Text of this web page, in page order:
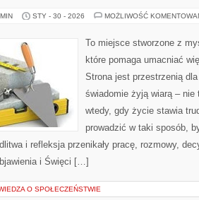
STY - 30 - 2026 MOŻLIWOŚĆ
To miejsce stworzone z
które pomaga umacniać
Strona jest przestrzenią
świadomie żyją wiarą –
wtedy, gdy życie stawia
prowadzić w taki sposób,
i refleksja przenikały pracę, rozmowy,
i Święci […]
O SPOŁECZEŃSTWIE